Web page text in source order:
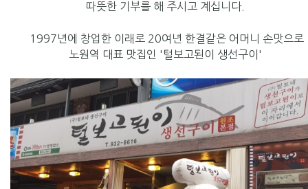
따뜻한 기부를 해 주시고 계십니다.
1997년에 창업한 이래로 20여년 한결같은 어머니 손맛으로
노원역 대표 맛집인 '털보고된이 생선구이'